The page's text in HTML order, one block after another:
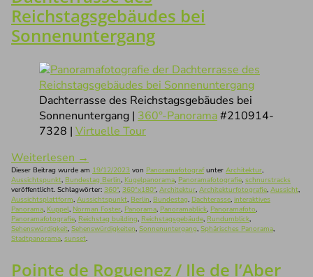
Reichstagsgebäudes bei
Sonnenuntergang
Dachterrasse des Reichstagsgebäudes bei
Sonnenuntergang | 360°-Panorama#210914-
7328 | Virtuelle Tour
Weiterlesen →
Dieser Beitrag wurde am 19/12/2023 von Panoramafotografunter Architektur,
Aussichtspunkt, Bundestag Berlin, Kugelpanorama, Panoramafotografie, schnurstracks
veröffentlicht. Schlagwörter: 360°, 360°x180°, Architektur, Architekturfotografie, Aussicht,
Aussichtsplattform, Aussichtspunkt, Berlin, Bundestag, Dachterasse, interaktives
Panorama, Kuppel, Norman Foster, Panorama, Panoramablick, Panoramafoto,
Panoramafotografie, Reichstag building, Reichstagsgebäude, Rundumblick,
Sehenswürdigkeit, Sehenswürdigkeiten, Sonnenuntergang, Sphärisches Panorama,
Stadtpanorama, sunset.
Pointe de Roguenez / Ile de l’Aber